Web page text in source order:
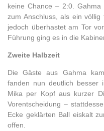
keine Chance – 2:0.
zum Anschluss, als ein
jedoch überhastet am Tor
Führung ging es in die
Zweite Halbzeit
Die Gäste aus Gahma
fanden nun deutlich besser
Mika per Kopf aus kurzer
Vorentscheidung –
Ecke geklärten Ball eiskalt
offen.